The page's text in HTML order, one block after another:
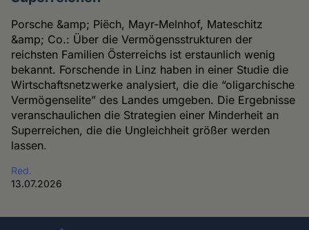
Porsche &amp; Piëch, Mayr-Melnhof, Mateschitz
&amp; Co.: Über die Vermögensstrukturen der
reichsten Familien Österreichs ist erstaunlich wenig
bekannt. Forschende in Linz haben in einer Studie die
Wirtschaftsnetzwerke analysiert, die die “oligarchische
Vermögenselite” des Landes umgeben. Die Ergebnisse
veranschaulichen die Strategien einer Minderheit an
Superreichen, die die Ungleichheit größer werden
lassen.
Red.
13.07.2026